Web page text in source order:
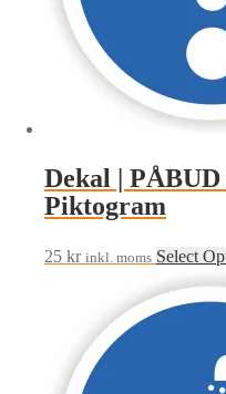
Dekal |
Piktogram
25 kr inkl. moms Select